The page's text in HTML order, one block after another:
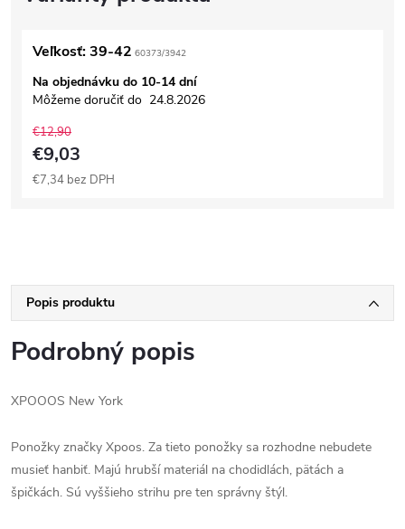
Veľkosť: 39-42 60373/3942
Na objednávku do 10-14 dní
Môžeme doručiť do 24.8.2026
€12,90
€9,03
€7,34 bez DPH
Popis produktu
Podrobný popis
XPOOOS New York
Ponožky značky Xpoos. Za tieto ponožky sa rozhodne nebudete
musieť hanbiť. Majú hrubší materiál na chodidlách, pätách a
špičkách. Sú vyššieho strihu pre ten správny štýl.